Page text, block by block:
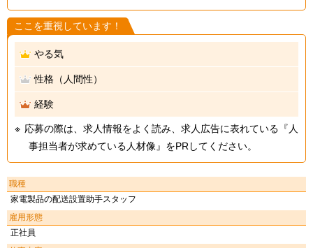
ここを重視しています！
やる気
性格（人間性）
経験
応募の際は、求人情報をよく読み、求人広告に表れている『人
事担当者が求めている人材像』をPRしてください。
職種
家電製品の配送設置助手スタッフ
雇用形態
正社員